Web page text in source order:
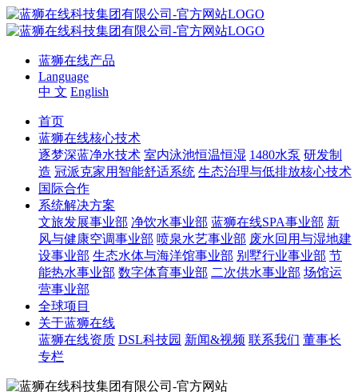
蓝狮在线产品
Language
中 文 English
首页
蓝狮在线核心技术
逐梦深蓝净水技术 室内泳池恒温恒湿 1480水泵 研发制
造 冠派克家用智能舒适系统 生态治理与低排放核心技术
国际合作
系统解决方案
文旅发展事业部 净饮水事业部 蓝狮在线SPA事业部 新
风与健康空调事业部 喷泉水艺事业部 废水回用与湿地建
设事业部 生态水体与海洋馆事业部 别墅行业事业部 节
能热水事业部 数字体育事业部 二次供水事业部 场馆运
营事业部
全球项目
关于蓝狮在线
蓝狮在线资质 DSL科技园 新闻&视频 联系我们 董事长
专栏